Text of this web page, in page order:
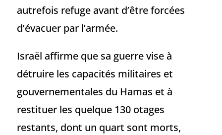
autrefois refuge avant d’être forcées
d’évacuer par l’armée.
Israël affirme que sa guerre vise à
détruire les capacités militaires et
gouvernementales du Hamas et à
restituer les quelque 130 otages
restants, dont un quart sont morts,